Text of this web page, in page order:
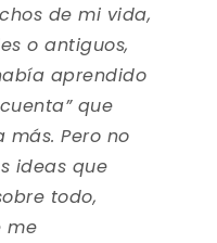
de mi vida,
o antiguos,
aprendido
que
Pero no
ideas que
todo,
me